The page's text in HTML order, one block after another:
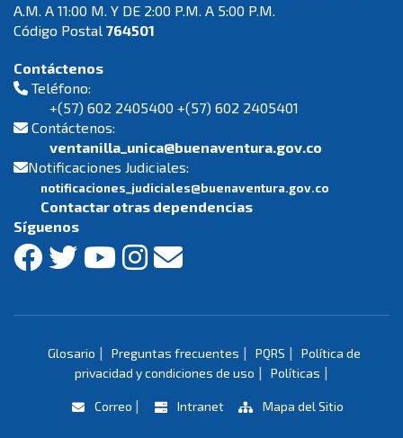
A.M. A 11:00 M. Y DE 2:00 P.M. A 5:00 P.M.
Código Postal 764501
Contáctenos
Teléfono:
+(57) 602 2405400 +(57) 602 2405401
Contáctenos:
ventanilla_unica@buenaventura.gov.co
Notificaciones Judiciales:
notificaciones_judiciales@buenaventura.gov.co
Contactar otras dependencias
Síguenos
Glosario | Preguntas frecuentes | PQRS |
Política de
privacidad y condiciones de uso | Políticas |
Correo | Intranet Mapa del Sitio